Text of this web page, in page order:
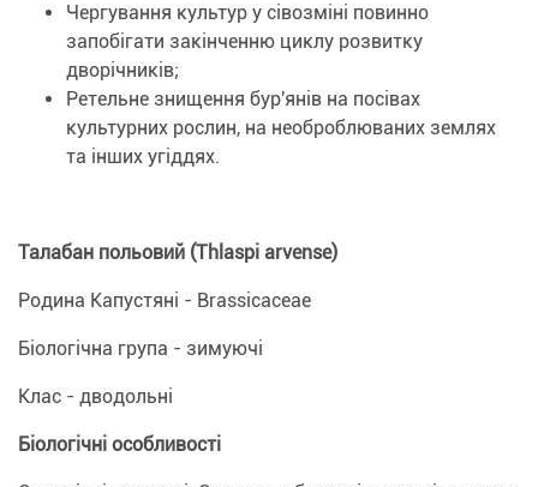
Чергування культур у сівозміні повинно
запобігати закінченню циклу розвитку
дворічників;
Ретельне знищення бур'янів на посівах
культурних рослин, на необроблюваних землях
та інших угіддях.
Талабан польовий (Thlaspi arvense)
Родина Капустяні - Brassicaceae
Біологічна група - зимуючі
Клас - дводольні
Біологічні особливості